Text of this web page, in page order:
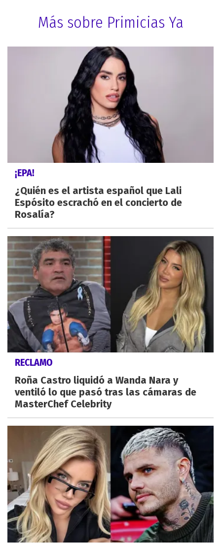
Más sobre Primicias Ya
¡EPA!
¿Quién es el artista español que Lali
Espósito escrachó en el concierto de
Rosalía?
RECLAMO
Roña Castro liquidó a Wanda Nara y
ventiló lo que pasó tras las cámaras de
MasterChef Celebrity